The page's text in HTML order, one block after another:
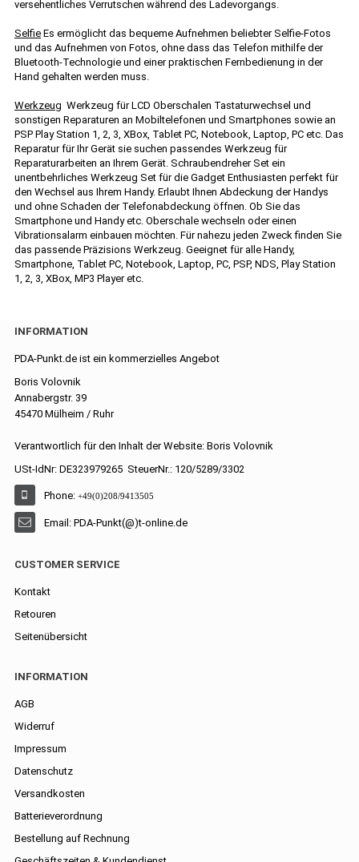
versehentliches Verrutschen während des Ladevorgangs.
Selfie Es ermöglicht das bequeme Aufnehmen beliebter Selfie-Fotos
und das Aufnehmen von Fotos, ohne dass das Telefon mithilfe der
Bluetooth-Technologie und einer praktischen Fernbedienung in der
Hand gehalten werden muss.
Werkzeug Werkzeug für LCD Oberschalen Tastaturwechsel und
sonstigen Reparaturen an Mobiltelefonen und Smartphones sowie an
PSP Play Station 1, 2, 3, XBox, Tablet PC, Notebook, Laptop, PC etc. Das
Reparatur für Ihr Gerät sie suchen passendes Werkzeug für
Reparaturarbeiten an Ihrem Gerät. Schraubendreher Set ein
unentbehrliches Werkzeug Set für die Gadget Enthusiasten perfekt für
den Wechsel aus Ihrem Handy. Erlaubt Ihnen Abdeckung der Handys
und ohne Schaden der Telefonabdeckung öffnen. Ob Sie das
Smartphone und Handy etc. Oberschale wechseln oder einen
Vibrationsalarm einbauen möchten. Für nahezu jeden Zweck finden Sie
das passende Präzisions Werkzeug. Geeignet für alle Handy,
Smartphone, Tablet PC, Notebook, Laptop, PC, PSP, NDS, Play Station
1, 2, 3, XBox, MP3 Player etc.
INFORMATION
PDA-Punkt.de ist ein kommerzielles Angebot
Boris Volovnik
Annabergstr. 39
45470 Mülheim / Ruhr
Verantwortlich für den Inhalt der Website: Boris Volovnik
USt-IdNr: DE323979265 SteuerNr.: 120/5289/3302
Phone: +49(0)208/9413505
Email: PDA-Punkt(@)t-online.de
CUSTOMER SERVICE
Kontakt
Retouren
Seitenübersicht
INFORMATION
AGB
Widerruf
Impressum
Datenschutz
Versandkosten
Batterieverordnung
Bestellung auf Rechnung